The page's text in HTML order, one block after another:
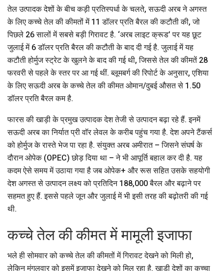
तेल उत्पादक देशों के बीच कड़ी प्रतिस्पर्धा के चलते, सऊदी अरब ने अगस्त
के लिए कच्चे तेल की कीमतों में 11 डॉलर प्रति बैरल की कटौती की, जो
पिछले 26 सालों में सबसे बड़ी गिरावट है. ‘अरब लाइट क्रूड’ पर यह छूट
जुलाई में 6 डॉलर प्रति बैरल की कटौती के बाद दी गई है. जुलाई में यह
कटौती होर्मुज स्ट्रेट के खुलने के बाद की गई थी, जिससे तेल की कीमतें 28
फरवरी से पहले के स्तर पर आ गई थीं. ब्लूमबर्ग की रिपोर्ट के अनुसार, एशिया
के लिए सऊदी अरब के कच्चे तेल की कीमत ओमान/दुबई औसत से 1.50
डॉलर प्रति बैरल कम है.
फारस की खाड़ी के प्रमुख उत्पादक देश तेजी से उत्पादन बढ़ा रहे हैं. इनमें
सऊदी अरब का निर्यात प्री वॉर लेवल के करीब पहुंच गया है. देश अपने टैंकर्स
को होर्मुज के रास्ते भेज पा रहा है. संयुक्त अरब अमीरात – जिसने संघर्ष के
दौरान ओपेक (OPEC) छोड़ दिया था – ने भी आपूर्ति बहाल कर दी है. यह
कदम ऐसे समय में उठाया गया है जब ओपेक+ और रूस सहित उसके सहयोगी
देश अगस्त से उत्पादन लक्ष्य को प्रतिदिन 188,000 बैरल और बढ़ाने पर
सहमत हुए हैं. इससे पहले जून और जुलाई में भी इसी तरह की बढ़ोतरी की गई
थी.
कच्चे तेल की कीमत में मामूली इजाफा
भले ही सोमवार को कच्चे तेल की कीमतों में गिरावट देखने को मिली हो,
लेकिन मंगलवार को इसमें इजाफा देखने को मिल रहा है. खाड़ी देशों का कच्चा